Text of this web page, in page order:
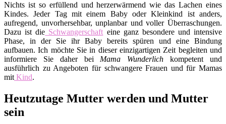
Nichts ist so erfüllend und herzerwärmend wie das Lachen eines
Kindes. Jeder Tag mit einem Baby oder Kleinkind ist anders,
aufregend, unvorhersehbar, unplanbar und voller Überraschungen.
Dazu ist die Schwangerschaft eine ganz besondere und intensive
Phase, in der Sie ihr Baby bereits spüren und eine Bindung
aufbauen. Ich möchte Sie in dieser einzigartigen Zeit begleiten und
informiere Sie daher bei Mama Wunderlich kompetent und
ausführlich zu Angeboten für schwangere Frauen und für Mamas
mit Kind.
Heutzutage Mutter werden und Mutter
sein